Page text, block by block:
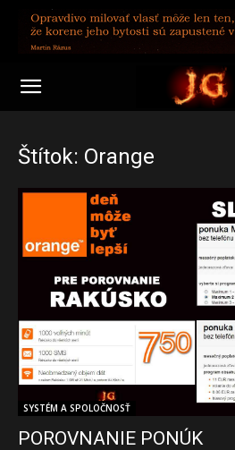
Štítok: Orange
SYSTÉM A SPOLOČNOSŤ
POROVNANIE PONÚK